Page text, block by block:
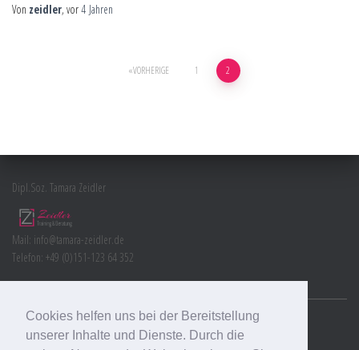
Cookies helfen uns bei der Bereitstellung
unserer Inhalte und Dienste. Durch die
Von zeidler, vor4 Jahren
Seitennummerierung
Beiträge
VORHERIGE 1 2
Dipl.Soz. Tamara Zeidler
Mail: info@tamara-zeidler.de
Telefon: +49 (0)151-123 64 352
IMPRESSUM COPYRIGHT2026 TAMARA ZEIDLER